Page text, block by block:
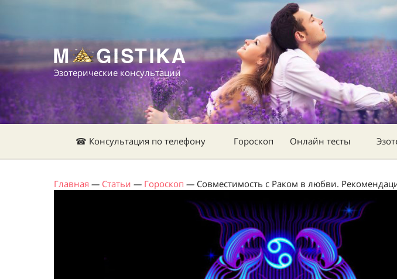
Эзотерические консультации
☎ Консультация по телефону Гороскоп Онлайн тесты
Главная — Статьи — Гороскоп — Совместимость с Раком в любви.